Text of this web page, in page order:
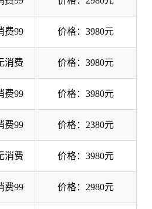
费99 价格：3980元
消费 价格：3980元
费99 价格：3980元
费99 价格：2380元
消费 价格：3980元
费99 价格：2980元